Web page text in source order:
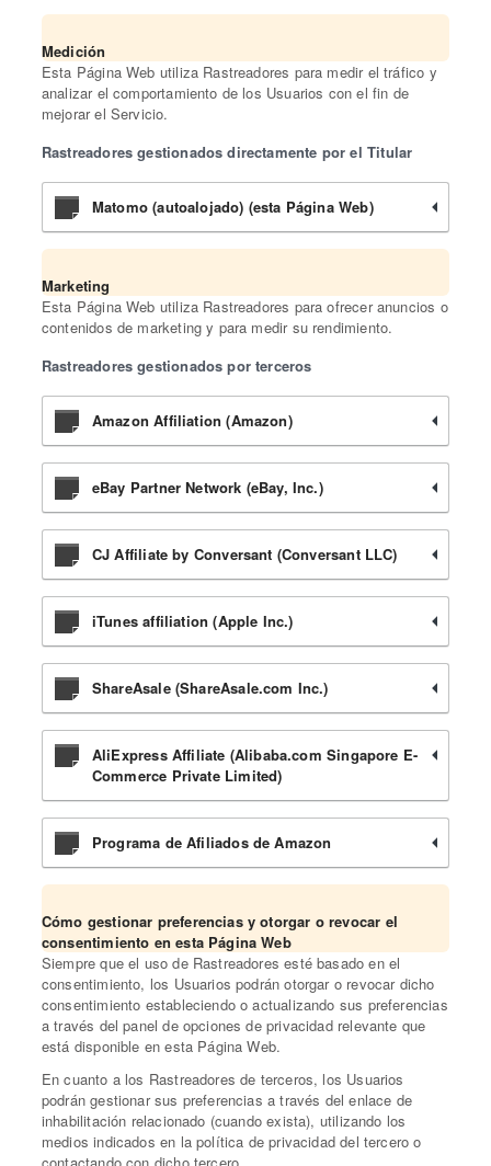
Medición
Esta Página Web utiliza Rastreadores para medir el tráfico y
analizar el comportamiento de los Usuarios con el fin de
mejorar el Servicio.
Rastreadores gestionados directamente por el Titular
Matomo (autoalojado) (esta Página Web)
Marketing
Esta Página Web utiliza Rastreadores para ofrecer anuncios o
contenidos de marketing y para medir su rendimiento.
Rastreadores gestionados por terceros
Amazon Affiliation (Amazon)
eBay Partner Network (eBay, Inc.)
CJ Affiliate by Conversant (Conversant LLC)
iTunes affiliation (Apple Inc.)
ShareAsale (ShareAsale.com Inc.)
AliExpress Affiliate (Alibaba.com Singapore E-
Commerce Private Limited)
Programa de Afiliados de Amazon
Cómo gestionar preferencias y otorgar o revocar el
consentimiento en esta Página Web
Siempre que el uso de Rastreadores esté basado en el
consentimiento, los Usuarios podrán otorgar o revocar dicho
consentimiento estableciendo o actualizando sus preferencias
a través del panel de opciones de privacidad relevante que
está disponible en esta Página Web.
En cuanto a los Rastreadores de terceros, los Usuarios
podrán gestionar sus preferencias a través del enlace de
inhabilitación relacionado (cuando exista), utilizando los
medios indicados en la política de privacidad del tercero o